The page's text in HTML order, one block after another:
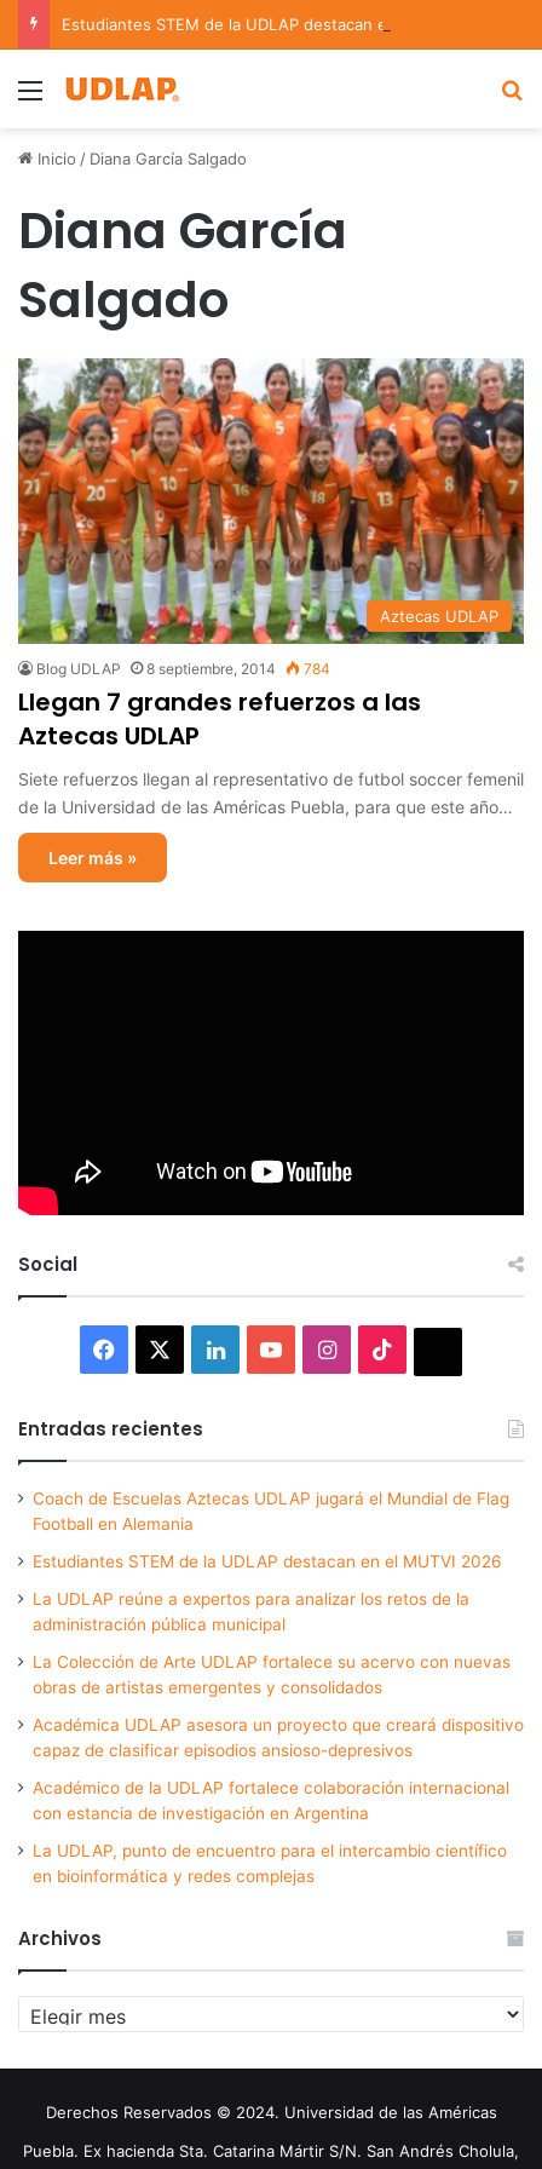
Menu
Inicio / Diana García Salgado
Diana García
Salgado
Aztecas UDLAP
Blog UDLAP 8 septiembre, 2014 784
Llegan 7 grandes refuerzos a las
Aztecas UDLAP
Siete refuerzos llegan al representativo de futbol soccer femenil
de la Universidad de las Américas Puebla, para que este año…
Leer más »
Social
Facebook LinkedInYouTubeInstagram
Entradas recientes
Coach de Escuelas Aztecas UDLAP jugará el Mundial de Flag
Football en Alemania
Estudiantes STEM de la UDLAP destacan en el MUTVI 2026
La UDLAP reúne a expertos para analizar los retos de la
administración pública municipal
La Colección de Arte UDLAP fortalece su acervo con nuevas
obras de artistas emergentes y consolidados
Académica UDLAP asesora un proyecto que creará dispositivo
capaz de clasificar episodios ansioso-depresivos
Académico de la UDLAP fortalece colaboración internacional
con estancia de investigación en Argentina
La UDLAP, punto de encuentro para el intercambio científico
en bioinformática y redes complejas
Archivos
Archivos
Derechos Reservados © 2024. Universidad de las Américas
Puebla. Ex hacienda Sta. Catarina Mártir S/N. San Andrés Cholula,